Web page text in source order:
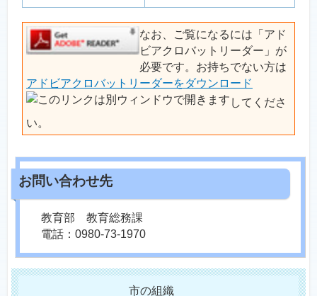
なお、ご覧になるには「アド
ビアクロバットリーダー」が
必要です。お持ちでない方は
アドビアクロバットリーダーをダウンロード
してくださ
い。
教育部 教育総務課
電話：0980-73-1970
市の組織